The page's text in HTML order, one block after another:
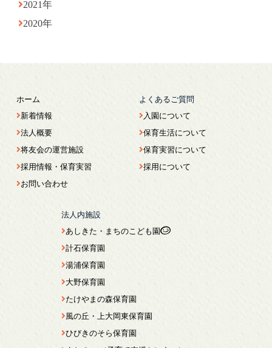
2021年
2020年
ホーム
新着情報
法人概要
将友会の運営施設
採用情報・保育実習
お問い合わせ
よくあるご質問
入園について
保育生活について
保育実習について
採用について
法人内施設
あしきた・まちのこども園
計石保育園
湯浦保育園
大野保育園
たけやまの森保育園
風の丘・上大岡東保育園
ひびきのそら保育園